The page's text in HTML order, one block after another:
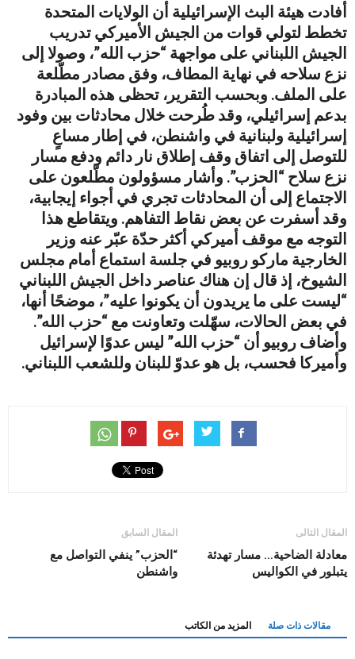
أفادت هيئة البث الإسرائيلية أن الولايات المتحدة
تخطط لتولي قوات من الجيش الأميركي تدريب
الجيش اللبناني على مواجهة “حزب الله”، وصولا إلى
نزع سلاحه في نهاية المطاف، وفق مصادر مطّلعة
على الملف. وبحسب التقرير، تحظى هذه المبادرة
بدعم إسرائيلي، وقد طُرحت خلال محادثات بين وفود
إسرائيلية ولبنانية في واشنطن، في إطار مساعٍ
للتوصل إلى اتفاق وقف إطلاق نار دائم ودفع مسار
نزع سلاح “الحزب”. وأشار مسؤولون مطّلعون على
الاجتماع إلى أن المحادثات تجري في أجواء إيجابية،
وقد أسفرت عن بعض نقاط التفاهم. ويتقاطع هذا
التوجه مع موقف أميركي أكثر حدّة عبّر عنه وزير
الخارجية ماركو روبيو في جلسة استماع أمام مجلس
الشيوخ، إذ قال إن هناك عناصر داخل الجيش اللبناني
“ليست على ما يريدون أن يكونوا عليه”، موضحًا أنها،
في بعض الحالات، سهّلت وتعاونت مع “حزب الله”.
وأضاف روبيو أن “حزب الله” ليس عدوًا لإسرائيل
وأميركا فحسب، بل هو عدوّ للبنان وللشعب اللبناني.
المقال السابق
“الحزب” ينفي التواصل مع
واشنطن
المقال التالى
معادلة الضاحية… مسار تهدئة
يتبلور في الكواليس
مقالات ذات صلة المزيد من الكاتب